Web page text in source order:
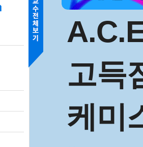
고득
케미